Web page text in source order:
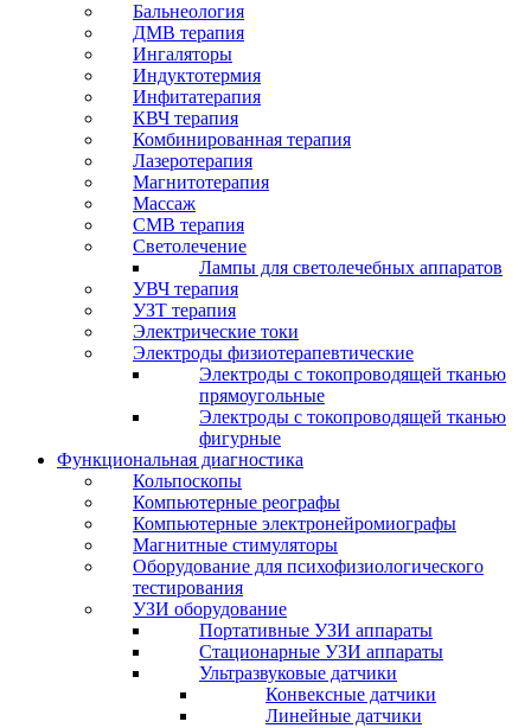
Бальнеология
ДМВ терапия
Ингаляторы
Индуктотермия
Инфитатерапия
КВЧ терапия
Комбинированная терапия
Лазеротерапия
Магнитотерапия
Массаж
СМВ терапия
Светолечение
Лампы для светолечебных аппаратов
УВЧ терапия
УЗТ терапия
Электрические токи
Электроды физиотерапевтические
Электроды с токопроводящей тканью
прямоугольные
Электроды с токопроводящей тканью
фигурные
Функциональная диагностика
Кольпоскопы
Компьютерные реографы
Компьютерные электронейромиографы
Магнитные стимуляторы
Оборудование для психофизиологического
тестирования
УЗИ оборудование
Портативные УЗИ аппараты
Стационарные УЗИ аппараты
Ультразвуковые датчики
Конвексные датчики
Линейные датчики